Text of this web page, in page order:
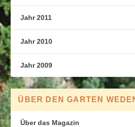
Jahr 2011
Jahr 2010
Jahr 2009
ÜBER DEN GARTEN
Über das Magazin